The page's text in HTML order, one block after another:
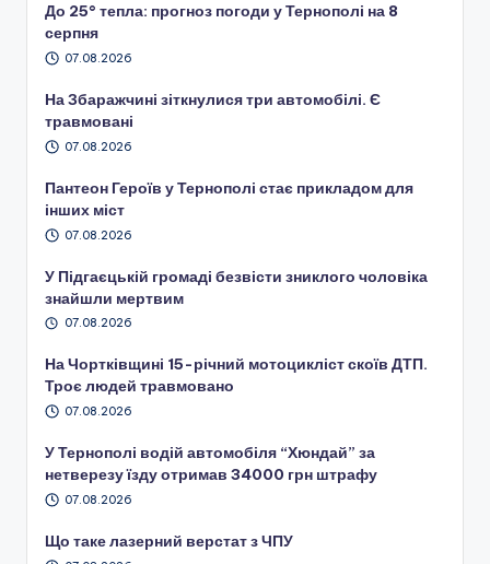
До 25° тепла: прогноз погоди у Тернополі на 8
серпня
07.08.2026
На Збаражчині зіткнулися три автомобілі. Є
травмовані
07.08.2026
Пантеон Героїв у Тернополі стає прикладом для
інших міст
07.08.2026
У Підгаєцькій громаді безвісти зниклого чоловіка
знайшли мертвим
07.08.2026
На Чортківщині 15-річний мотоцикліст скоїв ДТП.
Троє людей травмовано
07.08.2026
У Тернополі водій автомобіля “Хюндай” за
нетверезу їзду отримав 34000 грн штрафу
07.08.2026
Що таке лазерний верстат з ЧПУ